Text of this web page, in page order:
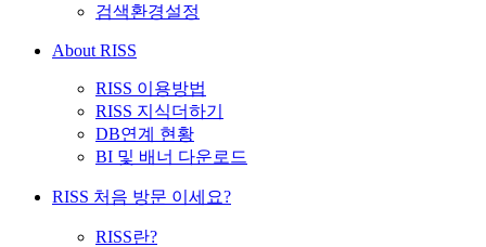
검색환경설정
About RISS
RISS 이용방법
RISS 지식더하기
DB연계 현황
BI 및 배너 다운로드
RISS 처음 방문 이세요?
RISS란?